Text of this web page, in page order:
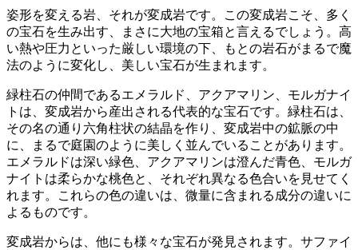
姿形を変える岩、それが変成岩です。
この変成岩こそ、多く
の宝石を生み出す、まさに大地の宝箱と言えるでしょう。高
い熱や圧力といった厳しい環境の下、もとの岩石がまるで魔
法のように変化し、美しい宝石が生まれます。
緑柱石の仲間であるエメラルド、アクアマリン、モルガナイ
トは、変成岩から産出される代表的な宝石です。緑柱石は、
その名の通り六角柱状の結晶を作り、変成岩中の鉱脈の中
に、まるで庭園のように美しく並んでいることがあります。
エメラルドは深い緑色
アクアマリンは澄んだ青色
モルガ
ナイトは柔らかな桃色と、それぞれ異なる色合いを見せてく
れます。これらの色の違いは、微量に含まれる成分の違いに
よるものです。
変成岩からは、他にも様々な宝石が発見されます。 サファイ